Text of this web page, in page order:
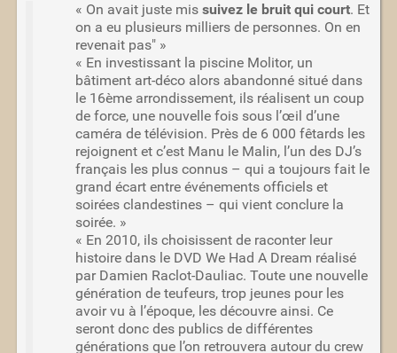
« On avait juste mis suivez le bruit qui court. Et
on a eu plusieurs milliers de personnes. On en
revenait pas" »
« En investissant la piscine Molitor, un
bâtiment art-déco alors abandonné situé dans
le 16ème arrondissement, ils réalisent un coup
de force, une nouvelle fois sous l’œil d’une
caméra de télévision. Près de 6 000 fêtards les
rejoignent et c’est Manu le Malin, l’un des DJ’s
français les plus connus – qui a toujours fait le
grand écart entre événements officiels et
soirées clandestines – qui vient conclure la
soirée. »
« En 2010, ils choisissent de raconter leur
histoire dans le DVD We Had A Dream réalisé
par Damien Raclot-Dauliac. Toute une nouvelle
génération de teufeurs, trop jeunes pour les
avoir vu à l’époque, les découvre ainsi. Ce
seront donc des publics de différentes
générations que l’on retrouvera autour du crew